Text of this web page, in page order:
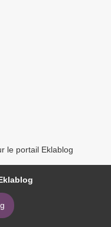
le portail Eklablog